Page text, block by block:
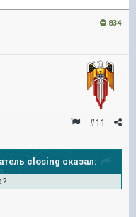
834
#11
closing сказал: